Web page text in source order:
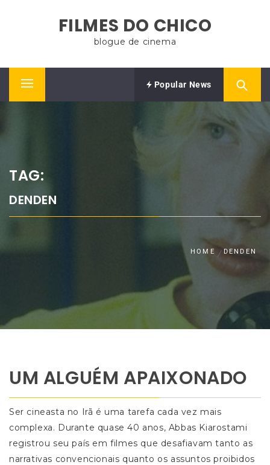
FILMES DO CHICO
blogue de cinema
Primary
Popular News
TAG:
DENDEN
HOME DENDEN
UM ALGUÉM APAIXONADO
Ser cineasta no Irã é uma tarefa cada vez mais
complexa. Durante quase 40 anos, Abbas Kiarostami
registrou seu país em filmes que desafiavam tanto as
narrativas convencionais quanto os assuntos proibidos